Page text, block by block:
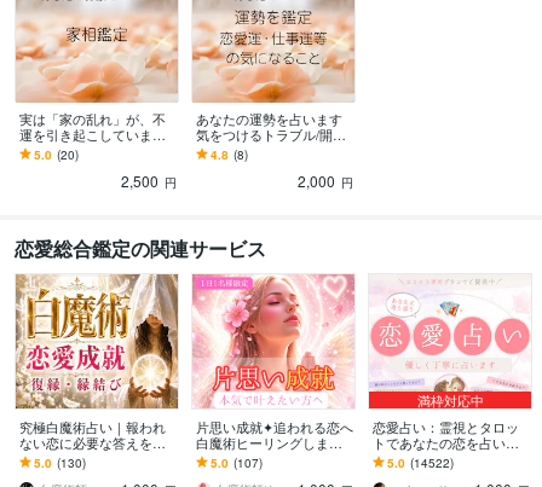
実は「家の乱れ」が、不
運を引き起こしています
なぜか出費が続く/家族が
ずっとイライラ/ケガが増
5.0 (20)
2,500 円
あなたの運勢を占います
気をつけるトラブル/開運
方法など/知りたいことお
知らせ下さい
4.8 (8)
2,000 円
恋愛総合鑑定の関連サービス
究極白魔術占い｜報われ
ない恋に必要な答えを伝
えます 復縁・片思い・複
雑恋愛｜あの人の本音と
5.0 (130)
片思い成就✦追われる恋へ
白魔術ヒーリングします
恋愛成就・縁結び・恋愛
占い｜愛される光の波動
5.0 (107)
満枠対応中
恋愛占い：霊視とタロッ
トであなたの恋を占いま
す 復縁・片想い・複雑
愛・夫婦問題…お悩みに
5.0 (14522)